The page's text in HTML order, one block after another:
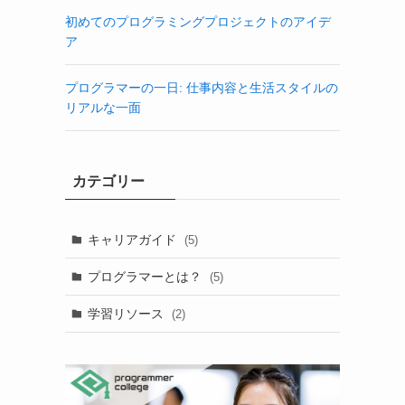
初めてのプログラミングプロジェクトのアイデ
ア
プログラマーの一日: 仕事内容と生活スタイルの
リアルな一面
カテゴリー
キャリアガイド (5)
プログラマーとは？ (5)
学習リソース (2)